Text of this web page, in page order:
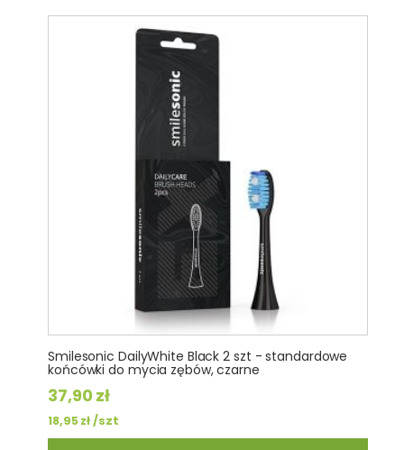
Smilesonic DailyWhite Black 2 szt - standardowe
końcówki do mycia zębów, czarne
37,90 zł
18,95zł/szt